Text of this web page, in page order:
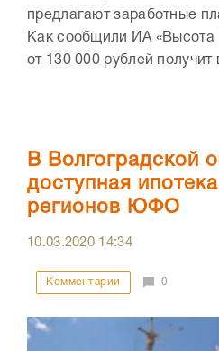
предлагают заработные
Как сообщили ИА «Высота
от 130 000 рублей получит
В Волгоградской
доступная
регионов ЮФО
10.03.2020 14:34
Комментарии 0